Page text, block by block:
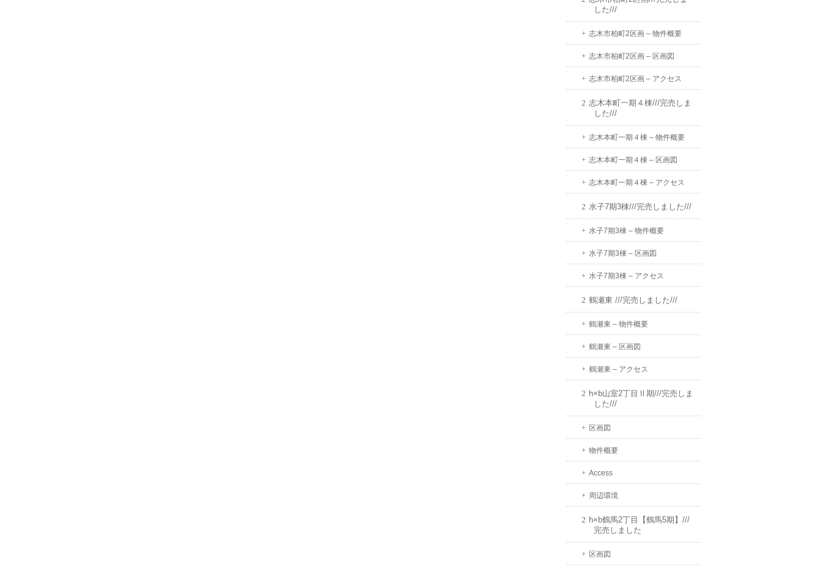
した///
志木市柏町2区画 – 物件概要
志木市柏町2区画 – 区画図
志木市柏町2区画 – アクセス
志木本町一期４棟///完売しま
した///
志木本町一期４棟 – 物件概要
志木本町一期４棟 – 区画図
志木本町一期４棟 – アクセス
水子7期3棟///完売しました///
水子7期3棟 – 物件概要
水子7期3棟 – 区画図
水子7期3棟 – アクセス
鶴瀬東 ///完売しました///
鶴瀬東 – 物件概要
鶴瀬東 – 区画図
鶴瀬東 – アクセス
h×b山室2丁目Ⅱ期///完売しま
した///
区画図
物件概要
Access
周辺環境
h×b鶴馬2丁目【鶴馬5期】///
完売しました
区画図